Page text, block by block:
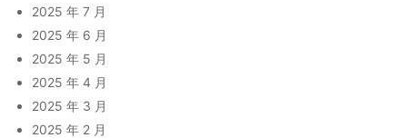
2025 年 7 月
2025 年 6 月
2025 年 5 月
2025 年 4 月
2025 年 3 月
2025 年 2 月